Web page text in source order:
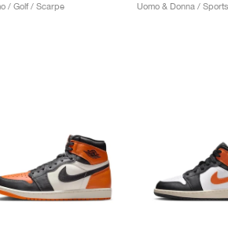
/ Golf / Scarpe